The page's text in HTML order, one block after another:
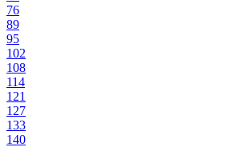
76
89
95
102
108
114
121
127
133
140